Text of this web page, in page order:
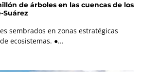
de árboles en las cuencas de los
Suárez
sembrados en zonas estratégicas
ecosistemas. ●...